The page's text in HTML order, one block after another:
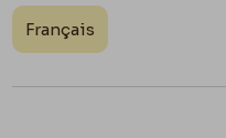
Français